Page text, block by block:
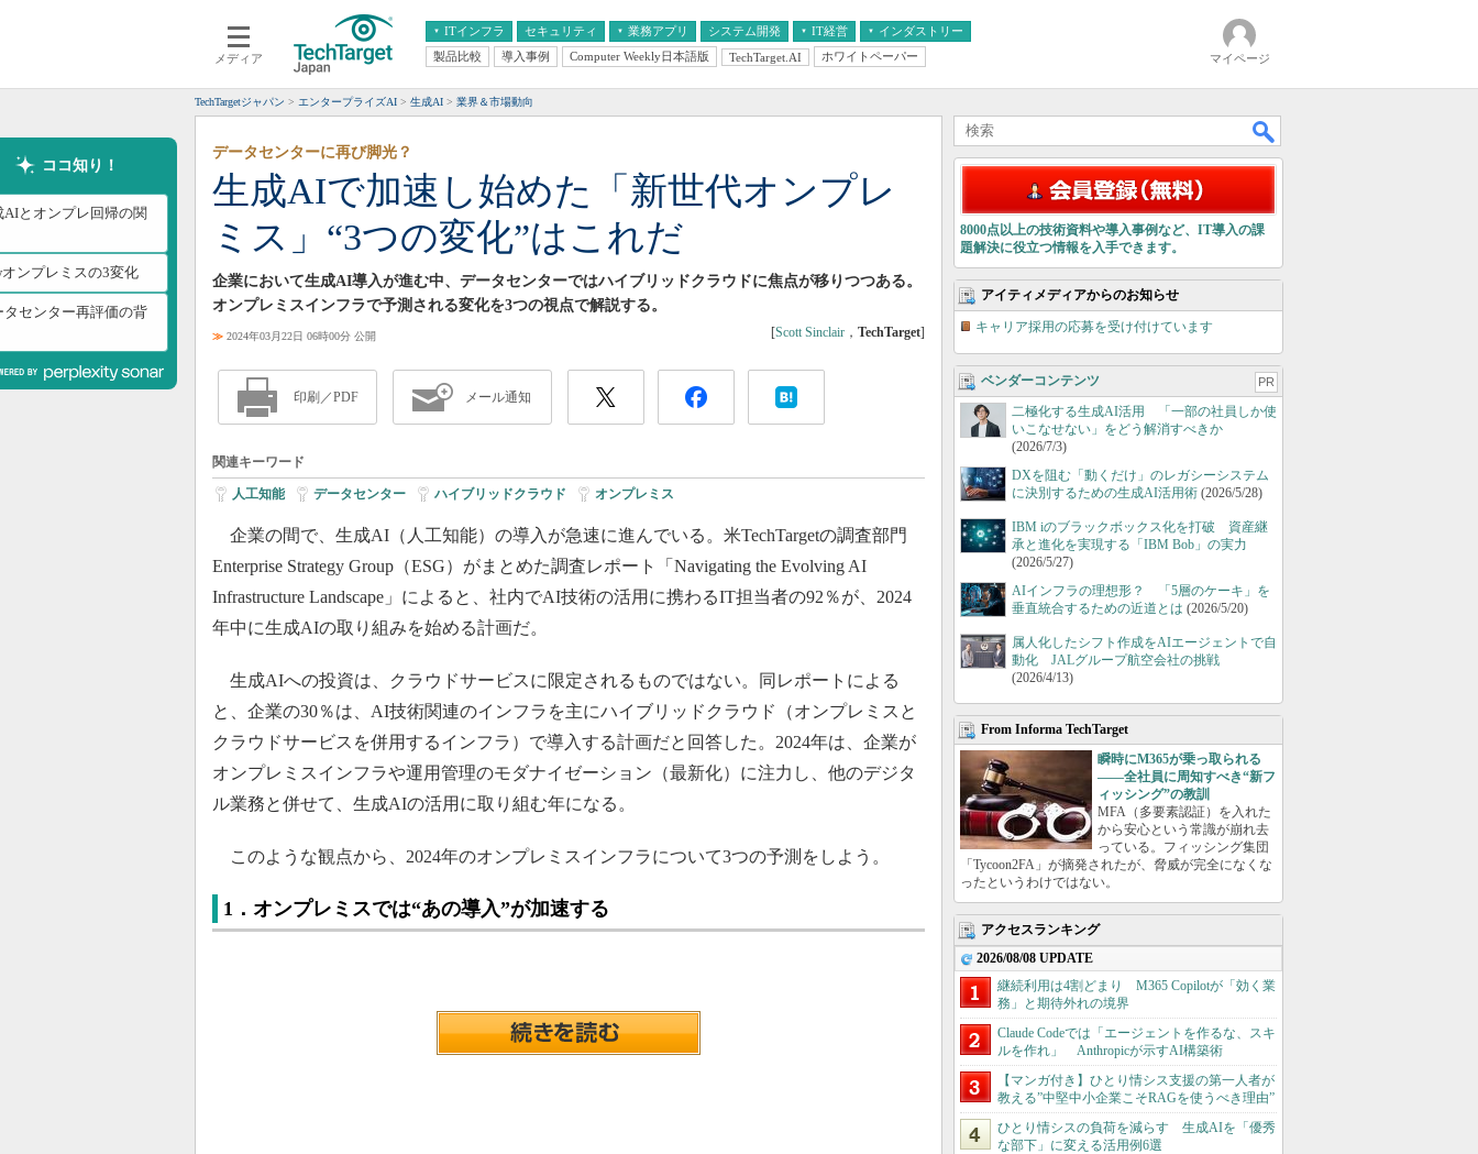
メディア
ITインフラ
クラウド
スマートモバイル
ネットワーク
システム運用管理
セキュリティ 業務アプリ
エンタープライズAI
ERP
CX
情報系システム
システム開発 IT経営
経営とIT
インダストリー
医療IT
製品比較 導入事例 Computer Weekly日本語版 TechTarget.AI ホワイトペーパー マイページ
TechTargetジャパン エンタープライズAI 生成AI 業界＆市場動向
ココ知り！
AIとオンプレ回帰の関
オンプレミスの3変化
タセンター再評価の背
生成AIで加速し始めた「新世代オンプレ
ミス」“3つの変化”はこれだ
データセンターに再び脚光？
企業において生成AI導入が進む中、データセンターではハイブリッドクラウドに焦点が移りつつある。
オンプレミスインフラで予測される変化を3つの視点で解説する。
≫ 2024年03月22日 06時00分 公開 [Scott Sinclair ， TechTarget]
印刷／PDF メール通知
関連キーワード
人工知能| データセンター ハイブリッドクラウド オンプレミス
企業の間で、生成AI（人工知能）の導入が急速に進んでいる。米TechTargetの調査部門
Enterprise Strategy Group（ESG）がまとめた調査レポート「Navigating the Evolving AI
Infrastructure Landscape」によると、社内でAI技術の活用に携わるIT担当者の92％が、2024
年中に生成AIの取り組みを始める計画だ。
生成AIへの投資は、クラウドサービスに限定されるものではない。同レポートによる
と、企業の30％は、AI技術関連のインフラを主にハイブリッドクラウド（オンプレミスと
クラウドサービスを併用するインフラ）で導入する計画だと回答した。2024年は、企業が
オンプレミスインフラや運用管理のモダナイゼーション（最新化）に注力し、他のデジタ
ル業務と併せて、生成AIの活用に取り組む年になる。
このような観点から、2024年のオンプレミスインフラについて3つの予測をしよう。
1．オンプレミスでは“あの導入”が加速する
8000点以上の技術資料や導入事例など、IT導入の課
題解決に役立つ情報を入手できます。
アイティメディアからのお知らせ
キャリア採用の応募を受け付けています
ベンダーコンテンツ PR
二極化する生成AI活用 「一部の社員しか使
いこなせない」をどう解消すべきか
(2026/7/3)
DXを阻む「動くだけ」のレガシーシステム
に決別するための生成AI活用術 (2026/5/28)
IBM iのブラックボックス化を打破 資産継
承と進化を実現する「IBM Bob」の実力
(2026/5/27)
AIインフラの理想形？ 「5層のケーキ」を
垂直統合するための近道とは (2026/5/20)
属人化したシフト作成をAIエージェントで自
動化 JALグループ航空会社の挑戦
(2026/4/13)
From Informa TechTarget
瞬時にM365が乗っ取られる
――全社員に周知すべき“新フ
ィッシング”の教訓
MFA（多要素認証）を入れた
から安心という常識が崩れ去
っている。フィッシング集団
「Tycoon2FA」が摘発されたが、脅威が完全になくな
ったというわけではない。
アクセスランキング
2026/08/08 UPDATE
継続利用は4割どまり M365 Copilotが「効く業
務」と期待外れの境界
Claude Codeでは「エージェントを作るな、スキ
ルを作れ」 Anthropicが示すAI構築術
【マンガ付き】ひとり情シス支援の第一人者が
教える”中堅中小企業こそRAGを使うべき理由”
ひとり情シスの負荷を減らす 生成AIを「優秀
な部下」に変える活用例6選